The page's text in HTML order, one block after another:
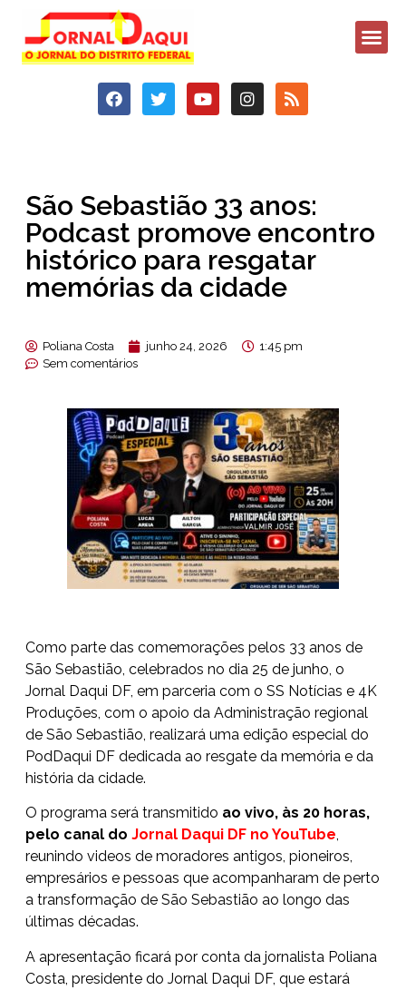
São Sebastião 33 anos:
Podcast promove encontro
histórico para resgatar
memórias da cidade
Poliana Costa junho 24, 2026
1:45 pm
Sem comentários
Como parte das comemorações pelos 33 anos de
São Sebastião, celebrados no dia 25 de junho, o
Jornal Daqui DF, em parceria com o SS Notícias e 4K
Produções, com o apoio da Administração regional
de São Sebastião, realizará uma edição especial do
PodDaqui DF dedicada ao resgate da memória e da
história da cidade.
O programa será transmitido ao vivo, às 20 horas,
pelo canal do Jornal Daqui DF no YouTube,
reunindo videos de moradores antigos, pioneiros,
empresários e pessoas que acompanharam de perto
a transformação de São Sebastião ao longo das
últimas décadas.
A apresentação ficará por conta da jornalista Poliana
Costa, presidente do Jornal Daqui DF, que estará